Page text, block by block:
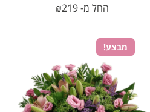
החל מ- ₪219
מבצע!